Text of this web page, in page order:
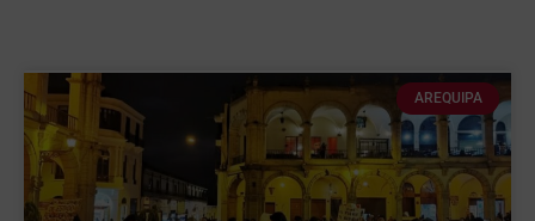
AREQUIPA